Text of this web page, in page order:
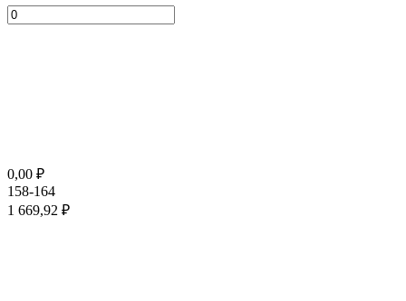
0,00 ₽
158-164
1 669,92 ₽